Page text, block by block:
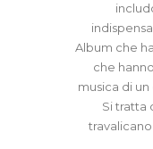
Album che
che
musica di
Si tratta